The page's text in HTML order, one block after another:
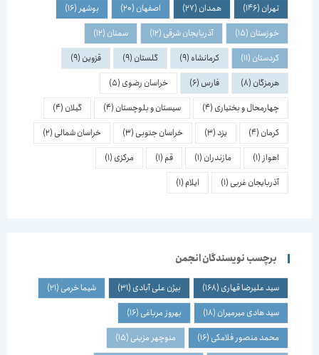
تهران(146) همدان(27) اصفهان(20) بوشهر(16)
خوزستان(15) آذربایجان شرقی(12) سمنان(12)
کردستان(11) کرمانشاه(9) گلستان(9) قزوین(9)
هرمزگان(8) فارس(6) خراسان رضوی(5)
چهارمحال و بختیاری(4) سیستان و بلوچستان(4) گیلان(4)
کرمان(4)
(3) خراسان جنوبی(3) خراسان شمالی(2)
اهواز(1) مازندران(1)
(1) مرکزی(1)
آذربایجان غربی(1) ایلام(1)
برچسب نویسندگان انجمن
سید علیرضا قهاری(168) بیژن علی آبادی(31) شیما خرمی(21)
سید هادی میرمیران(18) بهروز مرباغی(16)
محمد منصور فلامکی(16) منوچهر مزینی(15)